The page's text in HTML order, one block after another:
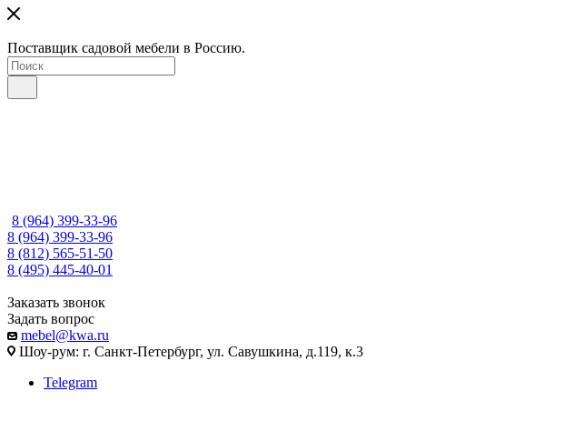
Поставщик садовой мебели в Россию.
8 (964) 399-33-96
8 (964) 399-33-96
8 (812) 565-51-50
8 (495) 445-40-01
Заказать звонок
Задать вопрос
mebel@kwa.ru
Шоу-рум: г. Санкт-Петербург, ул. Савушкина, д.119, к.3
Telegram